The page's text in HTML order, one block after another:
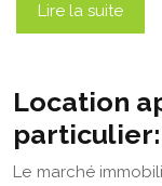
Lire la suite
Location
Le marché